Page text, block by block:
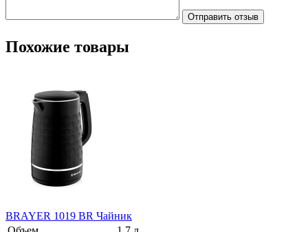
Отправить отзыв
Похожие товары
BRAYER 1019 BR Чайник